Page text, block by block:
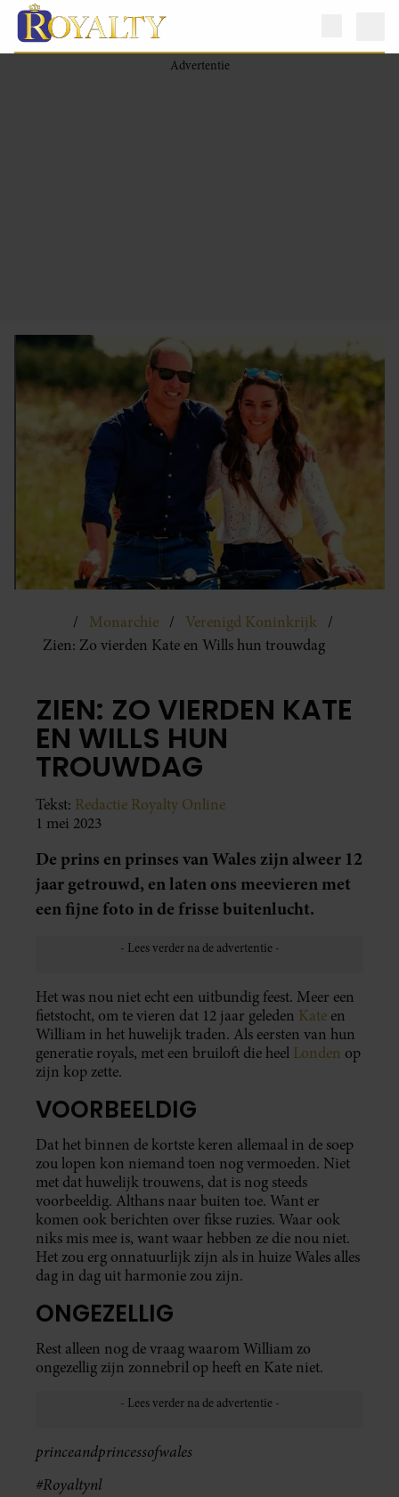
Monarchie
Verenigd Koninkrijk
Zien: Zo vierden Kate en Wills hun trouwdag
ZIEN: ZO VIERDEN KATE
EN WILLS HUN
TROUWDAG
Tekst: Redactie Royalty Online
1 mei 2023
De prins en prinses van Wales zijn alweer 12
jaar getrouwd, en laten ons meevieren met
een fijne foto in de frisse buitenlucht.
Het was nou niet echt een uitbundig feest. Meer een
fietstocht, om te vieren dat 12 jaar geleden Kate en
William in het huwelijk traden. Als eersten van hun
generatie royals, met een bruiloft die heel Londen op
zijn kop zette.
VOORBEELDIG
Dat het binnen de kortste keren allemaal in de soep
zou lopen kon niemand toen nog vermoeden. Niet
met dat huwelijk trouwens, dat is nog steeds
voorbeeldig. Althans naar buiten toe. Want er
komen ook berichten over fikse ruzies. Waar ook
niks mis mee is, want waar hebben ze die nou niet.
Het zou erg onnatuurlijk zijn als in huize Wales alles
dag in dag uit harmonie zou zijn.
ONGEZELLIG
Rest alleen nog de vraag waarom William zo
ongezellig zijn zonnebril op heeft en Kate niet.
princeandprincessofwales
#Royaltynl